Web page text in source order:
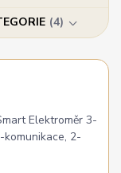
4
Elektroměr 3-
komunikace, 2-